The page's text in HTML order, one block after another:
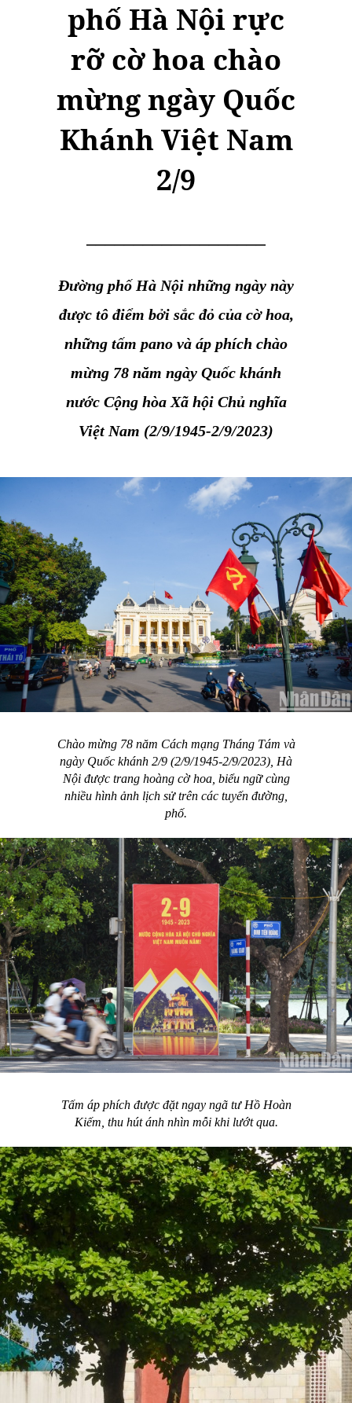
phố Hà Nội rực
rỡ cờ hoa chào
mừng ngày Quốc
Khánh Việt Nam
2/9
Đường phố Hà Nội những ngày này
được tô điểm bởi sắc đỏ của cờ hoa,
những tấm pano và áp phích chào
mừng 78 năm ngày Quốc khánh
nước Cộng hòa Xã hội Chủ nghĩa
Việt Nam (2/9/1945-2/9/2023)
Chào mừng 78 năm Cách mạng Tháng Tám và
ngày Quốc khánh 2/9 (2/9/1945-2/9/2023), Hà
Nội được trang hoàng cờ hoa, biểu ngữ cùng
nhiều hình ảnh lịch sử trên các tuyến đường,
phố.
Tấm áp phích được đặt ngay ngã tư Hồ Hoàn
Kiếm, thu hút ánh nhìn mỗi khi lướt qua.